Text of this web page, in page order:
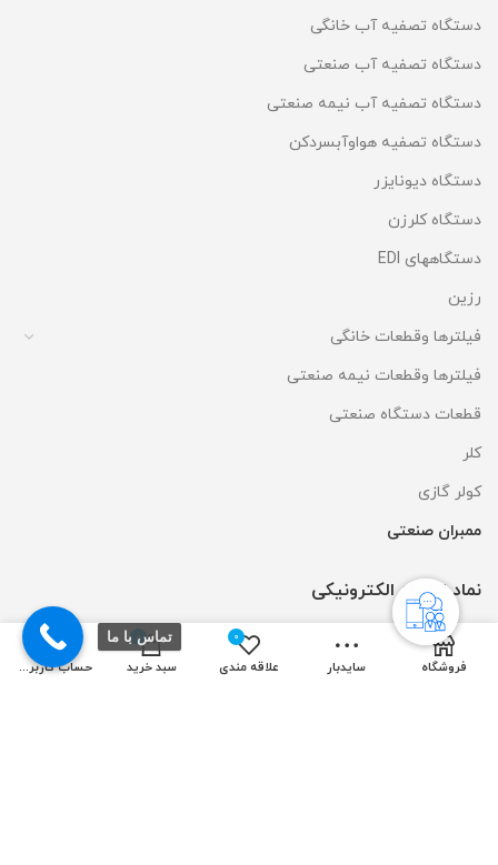
دستگاه تصفیه آب خانگی
دستگاه تصفیه آب صنعتی
دستگاه تصفیه آب نیمه صنعتی
دستگاه تصفیه هواوآبسردکن
دستگاه دیونایزر
دستگاه کلرزن
دستگاههای EDI
رزین
فیلترها وقطعات خانگی
فیلترها وقطعات نیمه صنعتی
قطعات دستگاه صنعتی
کلر
کولر گازی
ممبران صنعتی
نماد اعتماد الکترونیکی
فروشگاه سایدبار
0
علاقه مندی
0
سبد خرید حساب کاربری من
تماس با ما